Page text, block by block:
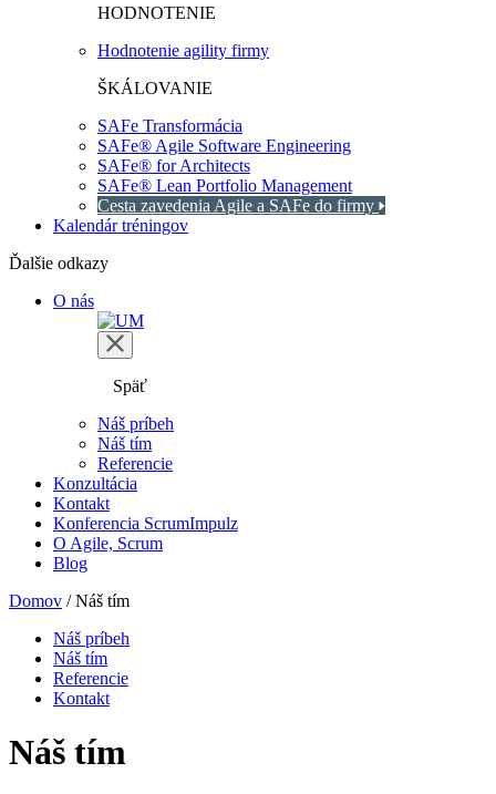
HODNOTENIE
Hodnotenie agility firmy
ŠKÁLOVANIE
SAFe Transformácia
SAFe® Agile Software Engineering
SAFe® for Architects
SAFe® Lean Portfolio Management
Cesta zavedenia Agile a SAFe do firmy
Kalendár tréningov
Ďalšie odkazy
O nás
Späť
Náš príbeh
Náš tím
Referencie
Konzultácia
Kontakt
Konferencia ScrumImpulz
O Agile, Scrum
Blog
Domov / Náš tím
Náš príbeh
Náš tím
Referencie
Kontakt
Náš tím